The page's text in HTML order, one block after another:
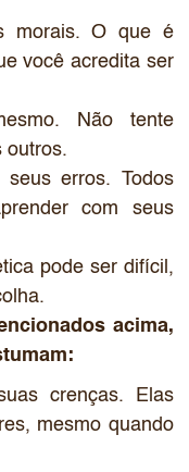
morais. O que é
você acredita ser
Não tente
outros.
erros. Todos
com seus
pode ser difícil,
acima,
crenças. Elas
mesmo quando